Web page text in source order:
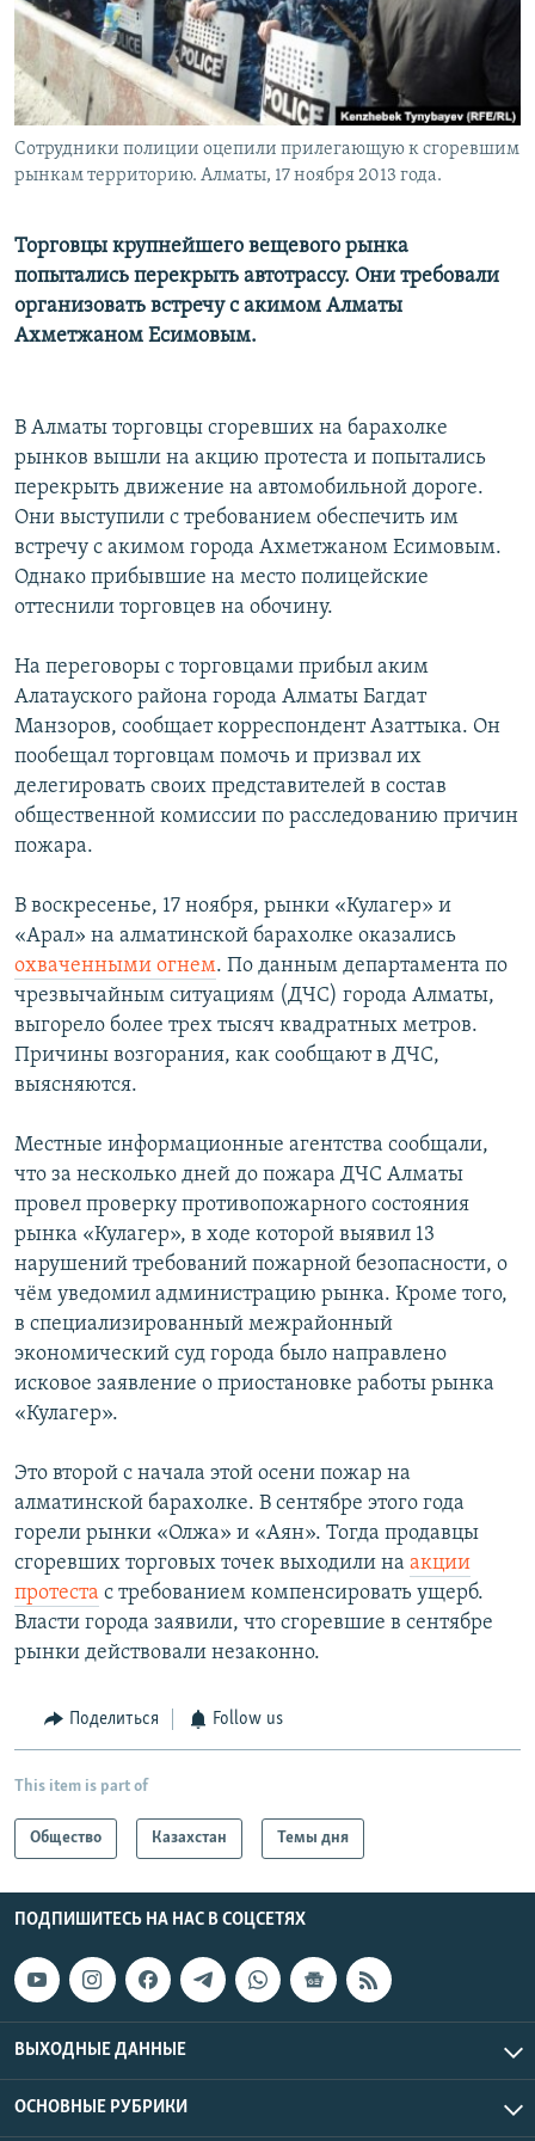
Сотрудники полиции оцепили прилегающую к сгоревшим
рынкам территорию. Алматы, 17 ноября 2013 года.
Торговцы крупнейшего вещевого рынка
попытались перекрыть автотрассу. Они требовали
организовать встречу с акимом Алматы
Ахметжаном Есимовым.
В Алматы торговцы сгоревших на барахолке
рынков вышли на акцию протеста и попытались
перекрыть движение на автомобильной дороге.
Они выступили с требованием обеспечить им
встречу с акимом города Ахметжаном Есимовым.
Однако прибывшие на место полицейские
оттеснили торговцев на обочину.
На переговоры с торговцами прибыл аким
Алатауского района города Алматы Багдат
Манзоров, сообщает корреспондент Азаттыка. Он
пообещал торговцам помочь и призвал их
делегировать своих представителей в состав
общественной комиссии по расследованию причин
пожара.
В воскресенье, 17 ноября, рынки «Кулагер» и
«Арал» на алматинской барахолке оказались
охваченными огнем. По данным департамента по
чрезвычайным ситуациям (ДЧС) города Алматы,
выгорело более трех тысяч квадратных метров.
Причины возгорания, как сообщают в ДЧС,
выясняются.
Местные информационные агентства сообщали,
что за несколько дней до пожара ДЧС Алматы
провел проверку противопожарного состояния
рынка «Кулагер», в ходе которой выявил 13
нарушений требований пожарной безопасности, о
чём уведомил администрацию рынка. Кроме того,
в специализированный межрайонный
экономический суд города было направлено
исковое заявление о приостановке работы рынка
«Кулагер».
Это второй с начала этой осени пожар на
алматинской барахолке. В сентябре этого года
горели рынки «Олжа» и «Аян». Тогда продавцы
сгоревших торговых точек выходили на акции
протеста с требованием компенсировать ущерб.
Власти города заявили, что сгоревшие в сентябре
рынки действовали незаконно.
Поделиться Follow us
This item is part of
Общество Казахстан Темы дня
ПОДПИШИТЕСЬ НА НАС В СОЦСЕТЯХ
ВЫХОДНЫЕ ДАННЫЕ
ОСНОВНЫЕ РУБРИКИ